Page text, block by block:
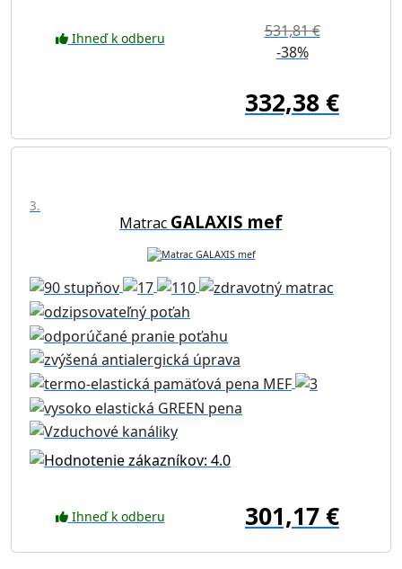
Ihneď k odberu
531,81 €
-38%
332,38 €
3.
Matrac GALAXIS mef
Ihneď k odberu 301,17 €